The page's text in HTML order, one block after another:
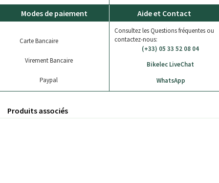
Modes de paiement
Carte Bancaire
Virement Bancaire
Paypal
Aide et Contact
Consultez les Questions fréquentes ou
contactez-nous:
(+33) 05 33 52 08 04
Bikelec LiveChat
WhatsApp
Produits associés